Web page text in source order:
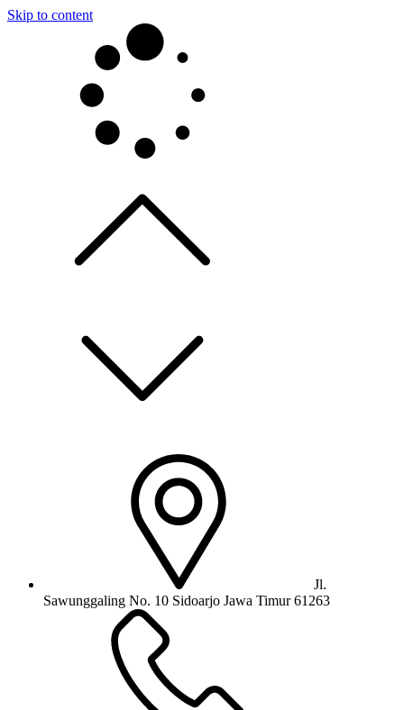
Skip to content
Jl.
Sawunggaling No. 10 Sidoarjo Jawa Timur 61263